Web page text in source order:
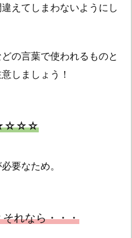
えてしまわないようにし
の言葉で使われるものと
しましょう！
要なため。
れなら・・・